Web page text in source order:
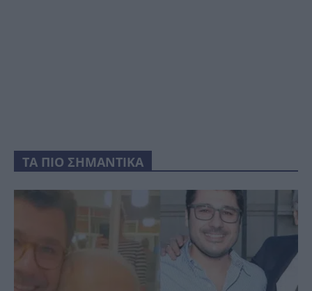
ΤΑ ΠΙΟ ΣΗΜΑΝΤΙΚΑ